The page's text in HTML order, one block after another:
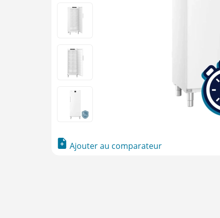
Ajouter au comparateur